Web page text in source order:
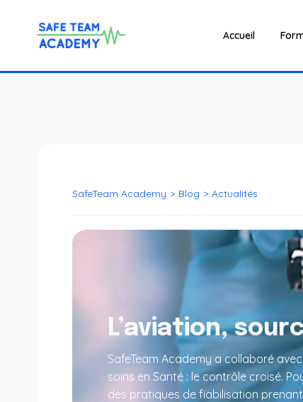
Accueil
SafeTeam Academy > Blog > Actualités
L’aviation,
SafeTeam Academy a collaboré
soins en Santé : le contrôle croisé.
des pratiques de fiabilisation